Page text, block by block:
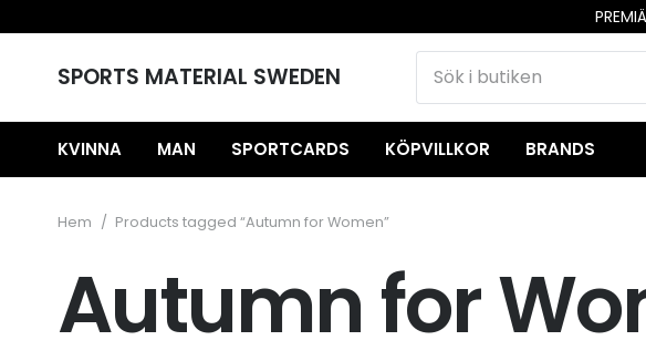
SPORTS MATERIAL SWEDEN
KVINNA MAN SPORTCARDS KÖPVILLKOR BRANDS
Hem / Products tagged “Autumn for Women”
Autumn for